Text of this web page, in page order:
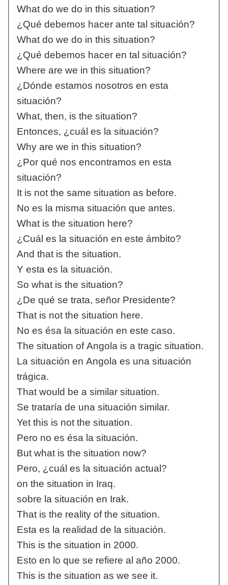
What do we do in this situation?
¿Qué debemos hacer ante tal situación?
What do we do in this situation?
¿Qué debemos hacer en tal situación?
Where are we in this situation?
¿Dónde estamos nosotros en esta
situación?
What, then, is the situation?
Entonces, ¿cuál es la situación?
Why are we in this situation?
¿Por qué nos encontramos en esta
situación?
It is not the same situation as before.
No es la misma situación que antes.
What is the situation here?
¿Cuál es la situación en este ámbito?
And that is the situation.
Y esta es la situación.
So what is the situation?
¿De qué se trata, señor Presidente?
That is not the situation here.
No es ésa la situación en este caso.
The situation of Angola is a tragic situation.
La situación en Angola es una situación
trágica.
That would be a similar situation.
Se trataría de una situación similar.
Yet this is not the situation.
Pero no es ésa la situación.
But what is the situation now?
Pero, ¿cuál es la situación actual?
on the situation in Iraq.
sobre la situación en Irak.
That is the reality of the situation.
Esta es la realidad de la situación.
This is the situation in 2000.
Esto en lo que se refiere al año 2000.
This is the situation as we see it.